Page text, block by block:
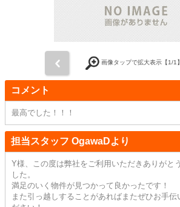
画像タップで拡大表示【1/1】
コメント
最高でした！！！
担当スタッフ OgawaDより
Y様、この度は弊社をご利用いただきありがと
した。
満足のいく物件が見つかって良かったです！
また引っ越しすることがあればまたぜひお手伝